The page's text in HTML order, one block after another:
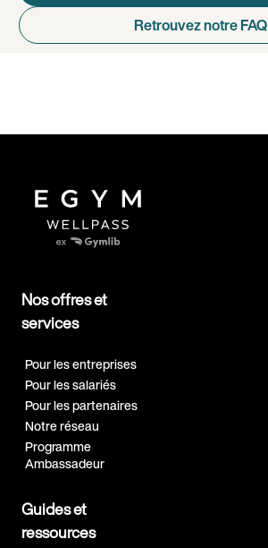
Retrouvez notre FAQ
Nos offres et
services
Pour les entreprises
Pour les salariés
Pour les partenaires
Notre réseau
Programme
Ambassadeur
Guides et
ressources